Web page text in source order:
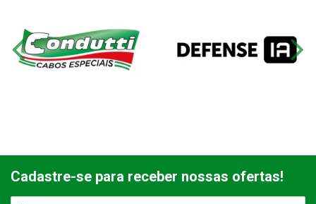
Cadastre-se para receber nossas ofertas!